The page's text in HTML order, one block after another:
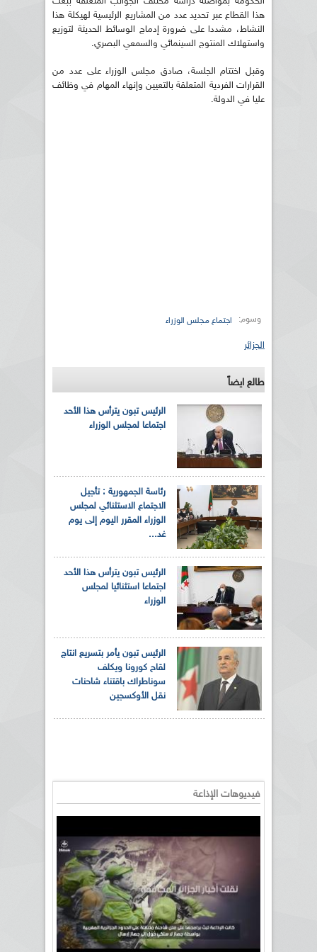
هذا القطاع عبر تحديد عدد من المشاريع الرئيسية لهيكلة هذا
النشاط، مشددا على ضرورة إدماج الوسائط الحديثة لتوزيع
واستهلاك المنتوج السينمائي والسمعي البصري.
وقبل اختتام الجلسة، صادق مجلس الوزراء على عدد من
القرارات الفردية المتعلقة بالتعيين وإنهاء المهام في وظائف
عليا في الدولة.
وسوم: اجتماع مجلس الوزراء
الجزائر
طالع ايضاً
الرئيس تبون يترأس هذا الأحد
اجتماعا لمجلس الوزراء
رئاسة الجمهورية : تأجيل
الاجتماع الاستثنائي لمجلس
الوزراء المقرر اليوم إلى يوم
غد...
الرئيس تبون يترأس هذا الأحد
اجتماعا استثنائيا لمجلس
الوزراء
الرئيس تبون يأمر بتسريع انتاج
لقاح كورونا ويكلف
سوناطراك باقتناء شاحنات
نقل الأوكسجين
فيديوهات الإذاعة